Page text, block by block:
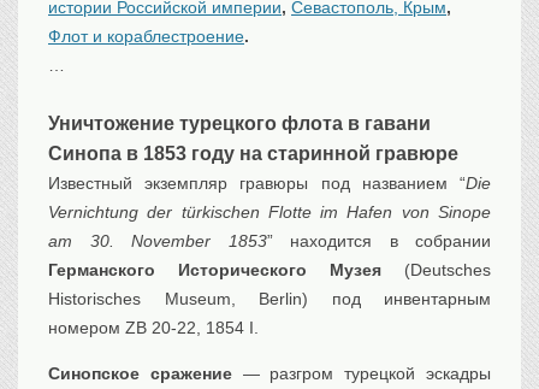
Фауна
Флора
Техника, транспорт,
Архитектура
Техника
Транспорт
Флот, кораблестроение
Связь
Букинистика
Медицина
истории Российской империи, Севастополь, Крым,
Флот и кораблестроение.
Уничтожение турецкого флота в гавани
Синопа в 1853 году на старинной гравюре
Известный экземпляр гравюры под названием “Die
Vernichtung der türkischen Flotte im Hafen von Sinope
am 30. November 1853” находится в собрании
Германского Исторического Mузея (Deutsches
Historisches Museum, Berlin) под инвентарным
номером ZB 20-22, 1854 I.
Синопское сражение— разгром турецкой эскадры